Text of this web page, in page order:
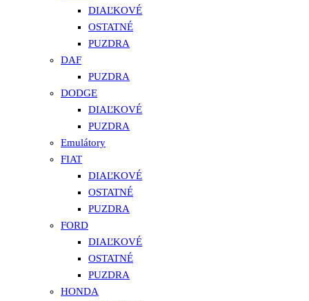
DIAĽKOVÉ
OSTATNÉ
PUZDRA
DAF
PUZDRA
DODGE
DIAĽKOVÉ
PUZDRA
Emulátory
FIAT
DIAĽKOVÉ
OSTATNÉ
PUZDRA
FORD
DIAĽKOVÉ
OSTATNÉ
PUZDRA
HONDA